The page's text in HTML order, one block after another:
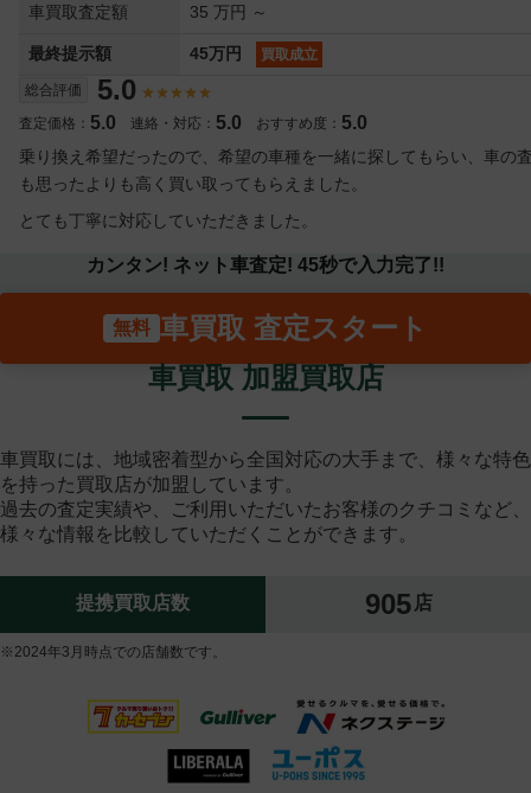
車買取査定額 35 万円 ～
最終提示額 45万円 買取成立
総合評価 5.0
査定価格： 5.0 連絡・対応： 5.0 おすすめ度： 5.0
乗り換え希望だったので、希望の車種を一緒に探してもらい、車の
も思ったよりも高く買い取ってもらえました。
とても丁寧に対応していただきました。
カンタン! ネット車査定! 45秒で入力完了!!
車買取 査定スタート
車買取 加盟買取店
車買取には、地域密着型から全国対応の大手まで、様々な特色
を持った買取店が加盟しています。
過去の査定実績や、ご利用いただいたお客様のクチコミなど、
様々な情報を比較していただくことができます。
提携買取店数 905 店
※2024年3月時点での店舗数です。